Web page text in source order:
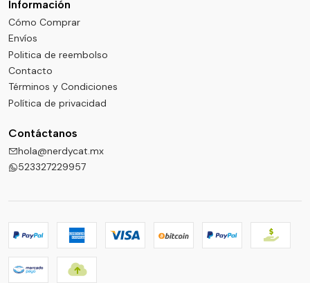
Información
Cómo Comprar
Envíos
Politica de reembolso
Contacto
Términos y Condiciones
Política de privacidad
Contáctanos
hola@nerdycat.mx
523327229957